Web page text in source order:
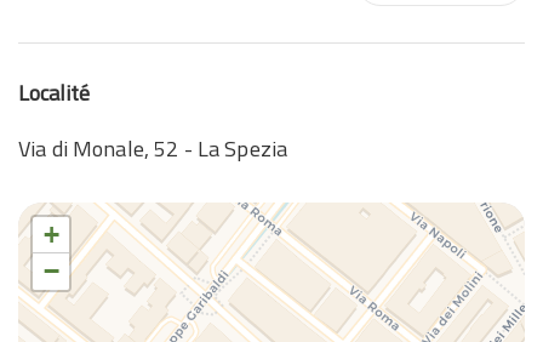
Shampooing
TV
TV
Localité
Via di Monale, 52 - La Spezia
+
−